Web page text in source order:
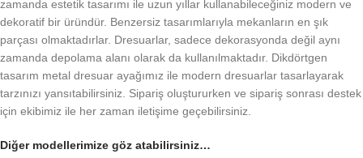
zamanda estetik tasarımı ile uzun yıllar kullanabileceğiniz modern ve
dekoratif bir üründür. Benzersiz tasarımlarıyla mekanların en şık
parçası olmaktadırlar. Dresuarlar, sadece dekorasyonda değil aynı
zamanda depolama alanı olarak da kullanılmaktadır. Dikdörtgen
tasarım metal dresuar ayağımız ile modern dresuarlar tasarlayarak
tarzınızı yansıtabilirsiniz. Sipariş oluştururken ve sipariş sonrası destek
için ekibimiz ile her zaman iletişime geçebilirsiniz.
Diğer modellerimize göz atabilirsiniz…